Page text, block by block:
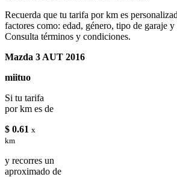
Recuerda que tu tarifa por km es
factores como: edad, género, tipo de garaje
Consulta términos y condiciones.
Mazda 3 AUT 2016
miituo
Si tu tarifa
por km es de
$ 0.61 x
km
y recorres un
aproximado de